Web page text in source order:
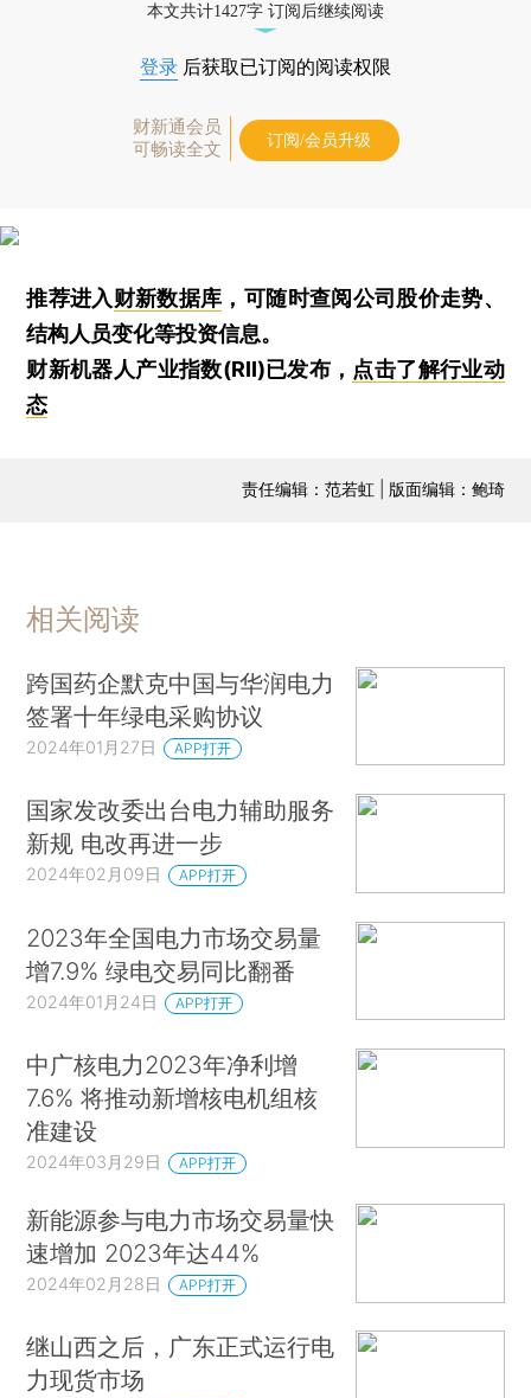
本文共计1427字 订阅后继续阅读
登录 后获取已订阅的阅读权限
财新通会员
可畅读全文
订阅/会员升级
推荐进入财新数据库 ，可随时查阅公司股价走势、
结构人员变化等投资信息。
财新机器人产业指数(RII)已发布， 点击了解行业动
态
责任编辑：范若虹 | 版面编辑：鲍琦
相关阅读
跨国药企默克中国与华润电力
签署十年绿电采购协议
2024年01月27日 APP打开
国家发改委出台电力辅助服务
新规 电改再进一步
2024年02月09日 APP打开
2023年全国电力市场交易量
增7.9% 绿电交易同比翻番
2024年01月24日 APP打开
中广核电力2023年净利增
7.6% 将推动新增核电机组核
准建设
2024年03月29日 APP打开
新能源参与电力市场交易量快
速增加 2023年达44%
2024年02月28日 APP打开
继山西之后，广东正式运行电
力现货市场